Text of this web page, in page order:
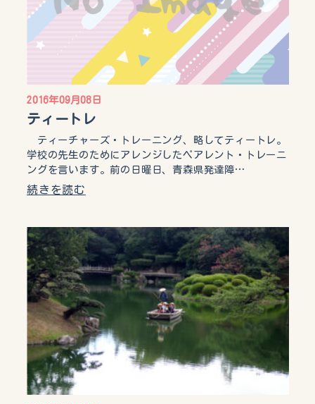
2016年09月08日
ティートレ
ティーチャーズ・トレーニング、略してティートレ。
学校の先生のためにアレンジしたペアレント・トレーニ
ングを言います。前の日曜日、青森県発達障…
続きを読む